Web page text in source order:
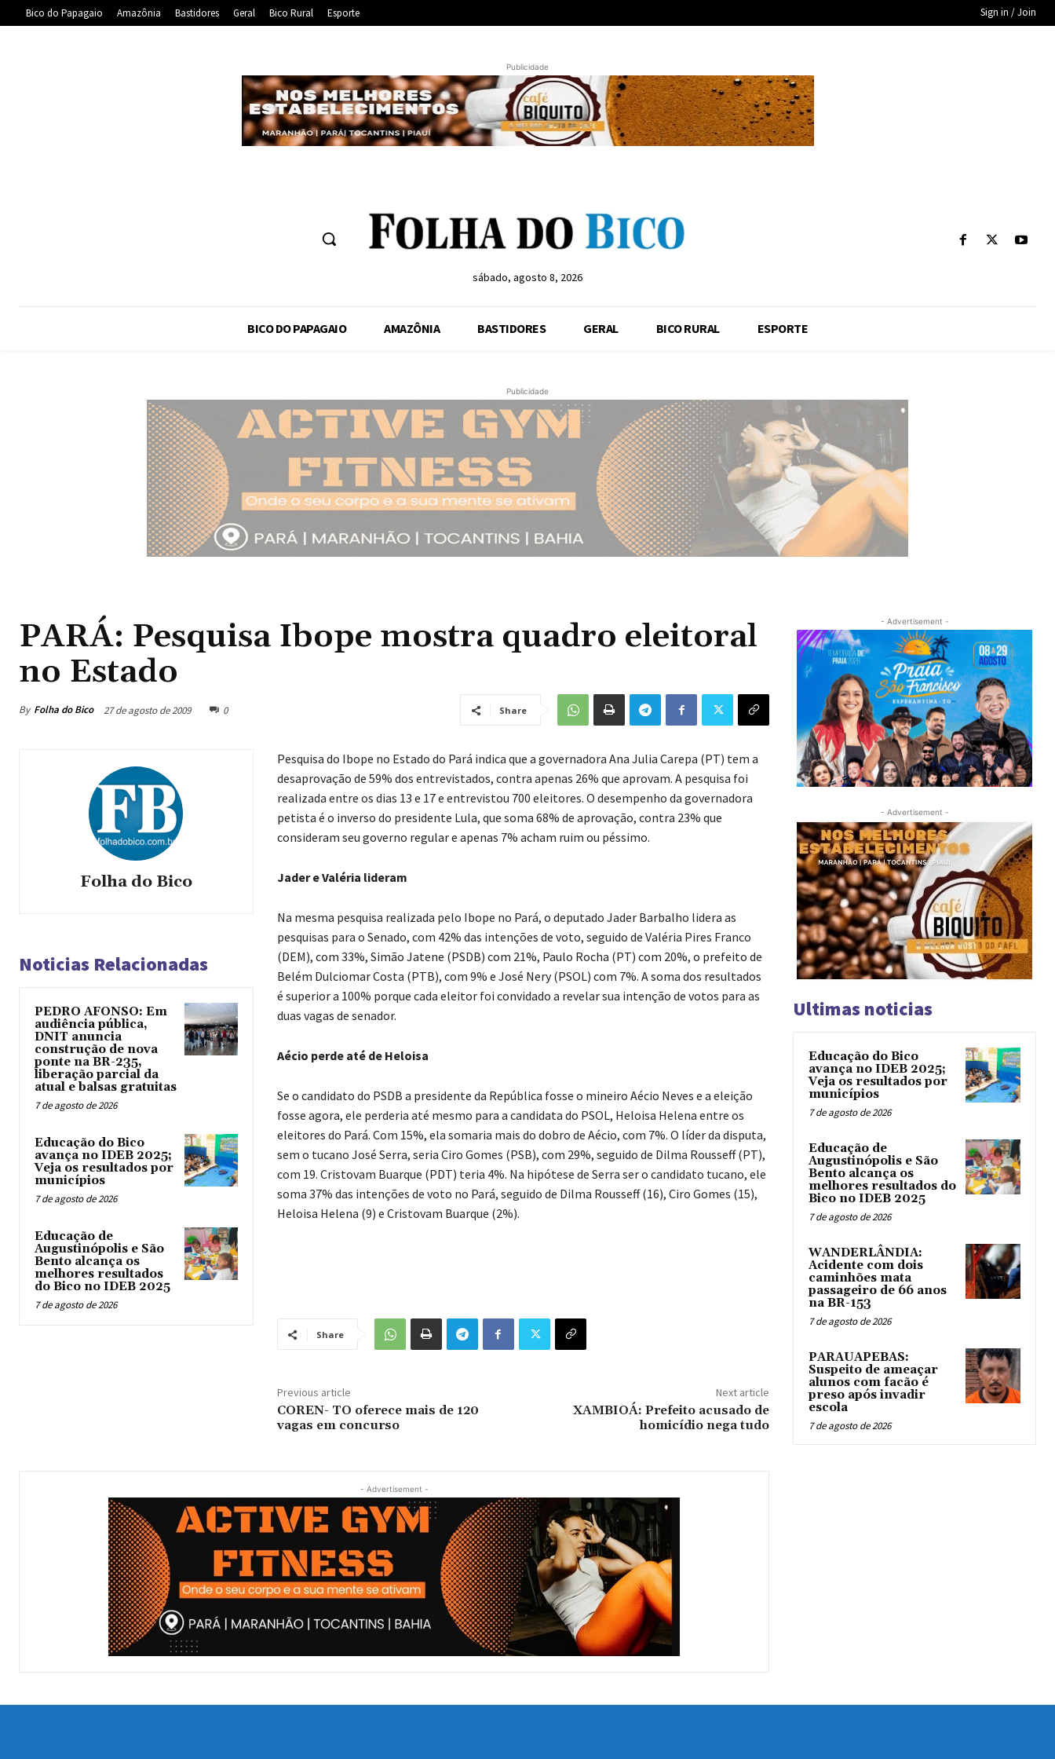
Bico do Papagaio Amazônia Bastidores Geral Bico Rural Esporte Sign in / Join
Publicidade
sábado, agosto 8, 2026
BICO DO PAPAGAIO AMAZÔNIA BASTIDORES GERAL BICO RURAL ESPORTE
Publicidade
PARÁ: Pesquisa Ibope mostra quadro eleitoral
no Estado
By Folha do Bico 27 de agosto de 2009 0 Share
Folha do Bico
Noticias Relacionadas
PEDRO AFONSO: Em
audiência pública,
DNIT anuncia
construção de nova
ponte na BR-235,
liberação parcial da
atual e balsas gratuitas
7 de agosto de 2026
Educação do Bico
avança no IDEB 2025;
Veja os resultados por
municípios
7 de agosto de 2026
Educação de
Augustinópolis e São
Bento alcança os
melhores resultados
do Bico no IDEB 2025
7 de agosto de 2026
Pesquisa do Ibope no Estado do Pará indica que a governadora Ana Julia Carepa (PT) tem a
desaprovação de 59% dos entrevistados, contra apenas 26% que aprovam. A pesquisa foi
realizada entre os dias 13 e 17 e entrevistou 700 eleitores. O desempenho da governadora
petista é o inverso do presidente Lula, que soma 68% de aprovação, contra 23% que
consideram seu governo regular e apenas 7% acham ruim ou péssimo.
Jader e Valéria lideram
Na mesma pesquisa realizada pelo Ibope no Pará, o deputado Jader Barbalho lidera as
pesquisas para o Senado, com 42% das intenções de voto, seguido de Valéria Pires Franco
(DEM), com 33%, Simão Jatene (PSDB) com 21%, Paulo Rocha (PT) com 20%, o prefeito de
Belém Dulciomar Costa (PTB), com 9% e José Nery (PSOL) com 7%. A soma dos resultados
é superior a 100% porque cada eleitor foi convidado a revelar sua intenção de votos para as
duas vagas de senador.
Aécio perde até de Heloisa
Se o candidato do PSDB a presidente da República fosse o mineiro Aécio Neves e a eleição
fosse agora, ele perderia até mesmo para a candidata do PSOL, Heloisa Helena entre os
eleitores do Pará. Com 15%, ela somaria mais do dobro de Aécio, com 7%. O líder da disputa,
sem o tucano José Serra, seria Ciro Gomes (PSB), com 29%, seguido de Dilma Rousseff (PT),
com 19. Cristovam Buarque (PDT) teria 4%. Na hipótese de Serra ser o candidato tucano, ele
soma 37% das intenções de voto no Pará, seguido de Dilma Rousseff (16), Ciro Gomes (15),
Heloisa Helena (9) e Cristovam Buarque (2%).
Share
Previous article
COREN- TO oferece mais de 120
vagas em concurso
Next article
XAMBIOÁ: Prefeito acusado de
homicídio nega tudo
- Advertisement -
- Advertisement -
- Advertisement -
Ultimas noticias
Educação do Bico
avança no IDEB 2025;
Veja os resultados por
municípios
7 de agosto de 2026
Educação de
Augustinópolis e São
Bento alcança os
melhores resultados do
Bico no IDEB 2025
7 de agosto de 2026
WANDERLÂNDIA:
Acidente com dois
caminhões mata
passageiro de 66 anos
na BR-153
7 de agosto de 2026
PARAUAPEBAS:
Suspeito de ameaçar
alunos com facão é
preso após invadir
escola
7 de agosto de 2026